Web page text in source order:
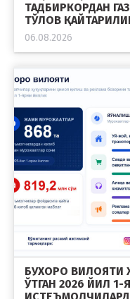
ТАДБИРКОРДАН
ТЎЛОВ
06.08.2026
БУХОРО ВИЛОЯТИ
ЎТГАН 2026 ЙИЛ